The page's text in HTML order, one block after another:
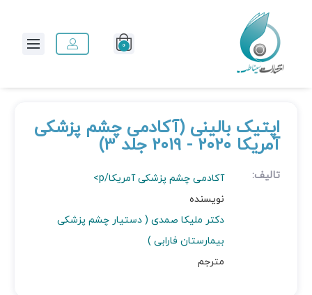
0
اپتیک بالینی (آکادمی چشم پزشکی
آمریکا 2020 - 2019 جلد 3)
تالیف:
آکادمی چشم پزشکی آمریکا/p>
نویسنده
دکتر ملیکا صمدی ( دستیار چشم پزشکی
بیمارستان فارابی )
مترجم